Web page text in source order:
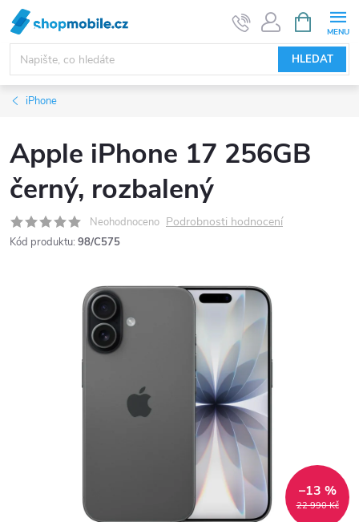
Přejít
na
obsah
HLEDAT
NÁKUPNÍ
KOŠÍK
iPhone
Apple iPhone 17 256GB
černý, rozbalený
Neohodnoceno Podrobnosti hodnocení
Kód produktu: 98/C575
22 990 Kč
–13 %